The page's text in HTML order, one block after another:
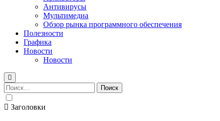
Антивирусы
Мультимедиа
Обзор рынка программного обеспечения
Полезности
Графика
Новости
Новости
Найти:
Заголовки